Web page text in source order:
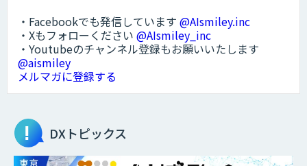
・Facebookでも発信しています @AIsmiley.inc
・Xもフォローください @AIsmiley_inc
・Youtubeのチャンネル登録もお願いいたします
@aismiley
メルマガに登録する
DXトピックス